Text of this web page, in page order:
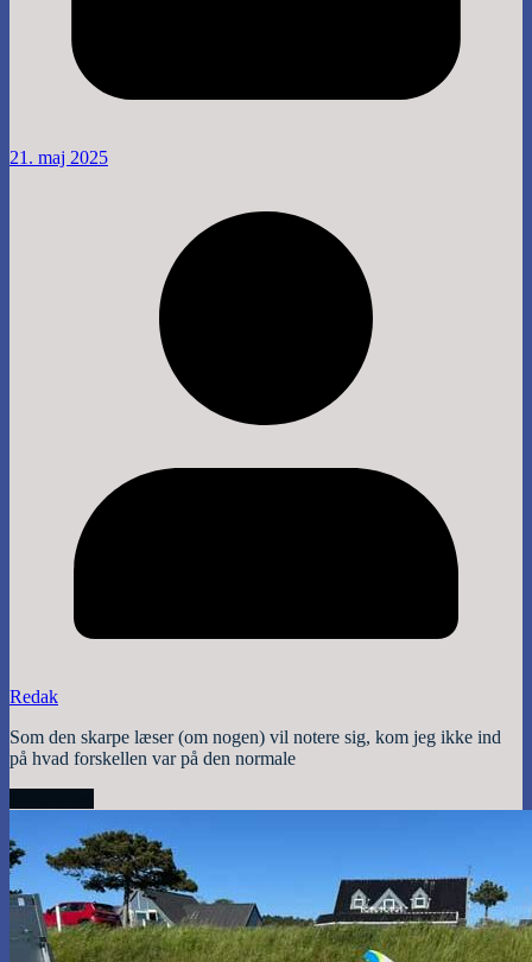
21. maj 2025
Redak
Som den skarpe læser (om nogen) vil notere sig, kom jeg ikke ind
på hvad forskellen var på den normale